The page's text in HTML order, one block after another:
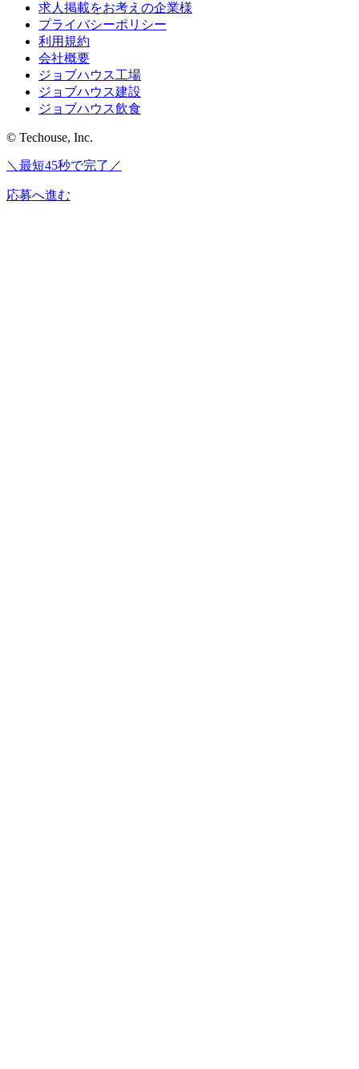
求人掲載をお考えの企業様
プライバシーポリシー
利用規約
会社概要
ジョブハウス工場
ジョブハウス建設
ジョブハウス飲食
© Techouse, Inc.
＼最短45秒で完了／
応募へ進む